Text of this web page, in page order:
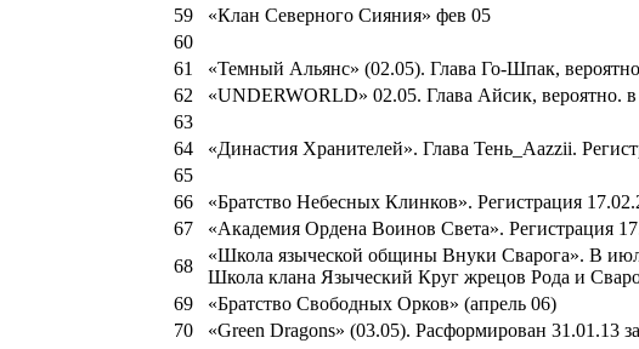
59
«Клан Северного Сияния» фев 05
60
61
«Темный Альянс» (02.05). Глава Го-Шпак, вероятно
62
«UNDERWORLD» 02.05. Глава Айсик, вероятно. в
63
64
«Династия Хранителей». Глава Тень_Aazzii.
65
66
«Братство Небесных Клинков». Регистрация
67
«Академия Ордена Воинов Света». Регистрация
68
«Школа языческой общины Внуки Сварога». В
Школа клана Языческий Круг жрецов Рода и
69
«Братство Свободных Орков» (апрель 06)
70
«Green Dragons» (03.05). Расформирован 31.01.13